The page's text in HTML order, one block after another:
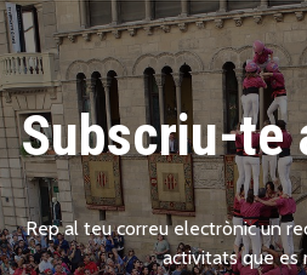
Subscriu-te
Rep al teu correu electrònic un
activitats que es